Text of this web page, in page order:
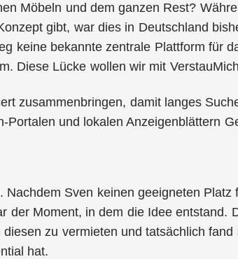
Möbeln und dem ganzen Rest?
gibt, war dies in Deutschland
keine bekannte zentrale Plattform für
Diese Lücke wollen wir mit
zusammenbringen, damit langes
und lokalen Anzeigenblättern
Sven keinen geeigneten Platz
der Moment, in dem die Idee entstand.
zu vermieten und tatsächlich fand
hat.